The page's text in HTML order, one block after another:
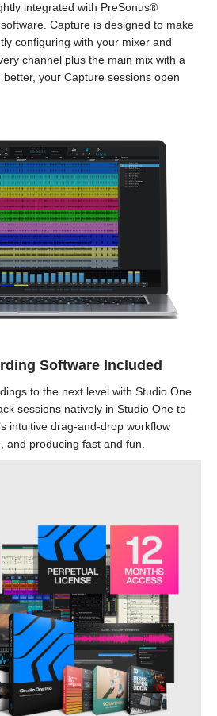
integrated with PreSonus®
Capture is designed to make
configuring with your mixer and
channel plus the main mix with a
your Capture sessions open
Software Included
to the next level with Studio One
sessions natively in Studio One to
intuitive drag-and-drop workflow
and producing fast and fun.